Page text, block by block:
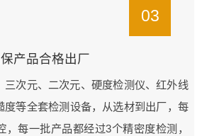
03
产品合格出厂
三次元、二次元、硬度检测仪、红外线
度等全套检测设备，从选材到出厂，每
，每一批产品都经过3个精密度检测，